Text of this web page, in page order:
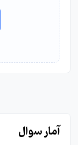
آمار سوال